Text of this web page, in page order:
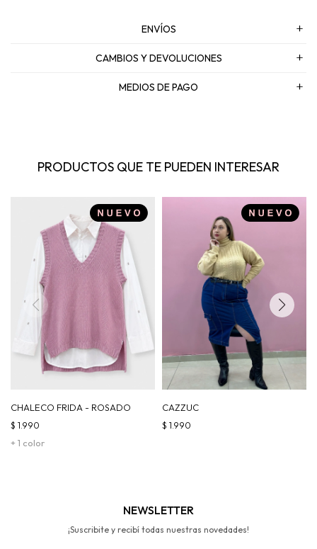
ENVÍOS
CAMBIOS Y DEVOLUCIONES
MEDIOS DE PAGO
PRODUCTOS QUE TE PUEDEN INTERESAR
CHALECO FRIDA - ROSADO
+ 1 color
$ 1.990
CAZZUC
$ 1.990
NEWSLETTER
¡Suscribite y recibí todas nuestras novedades!